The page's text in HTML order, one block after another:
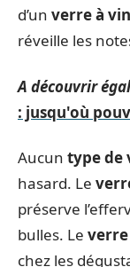
d’un verre à
réveille les
A découvrir
: jusqu'où
Aucun type de
hasard. Le
préserve
bulles. Le
chez les